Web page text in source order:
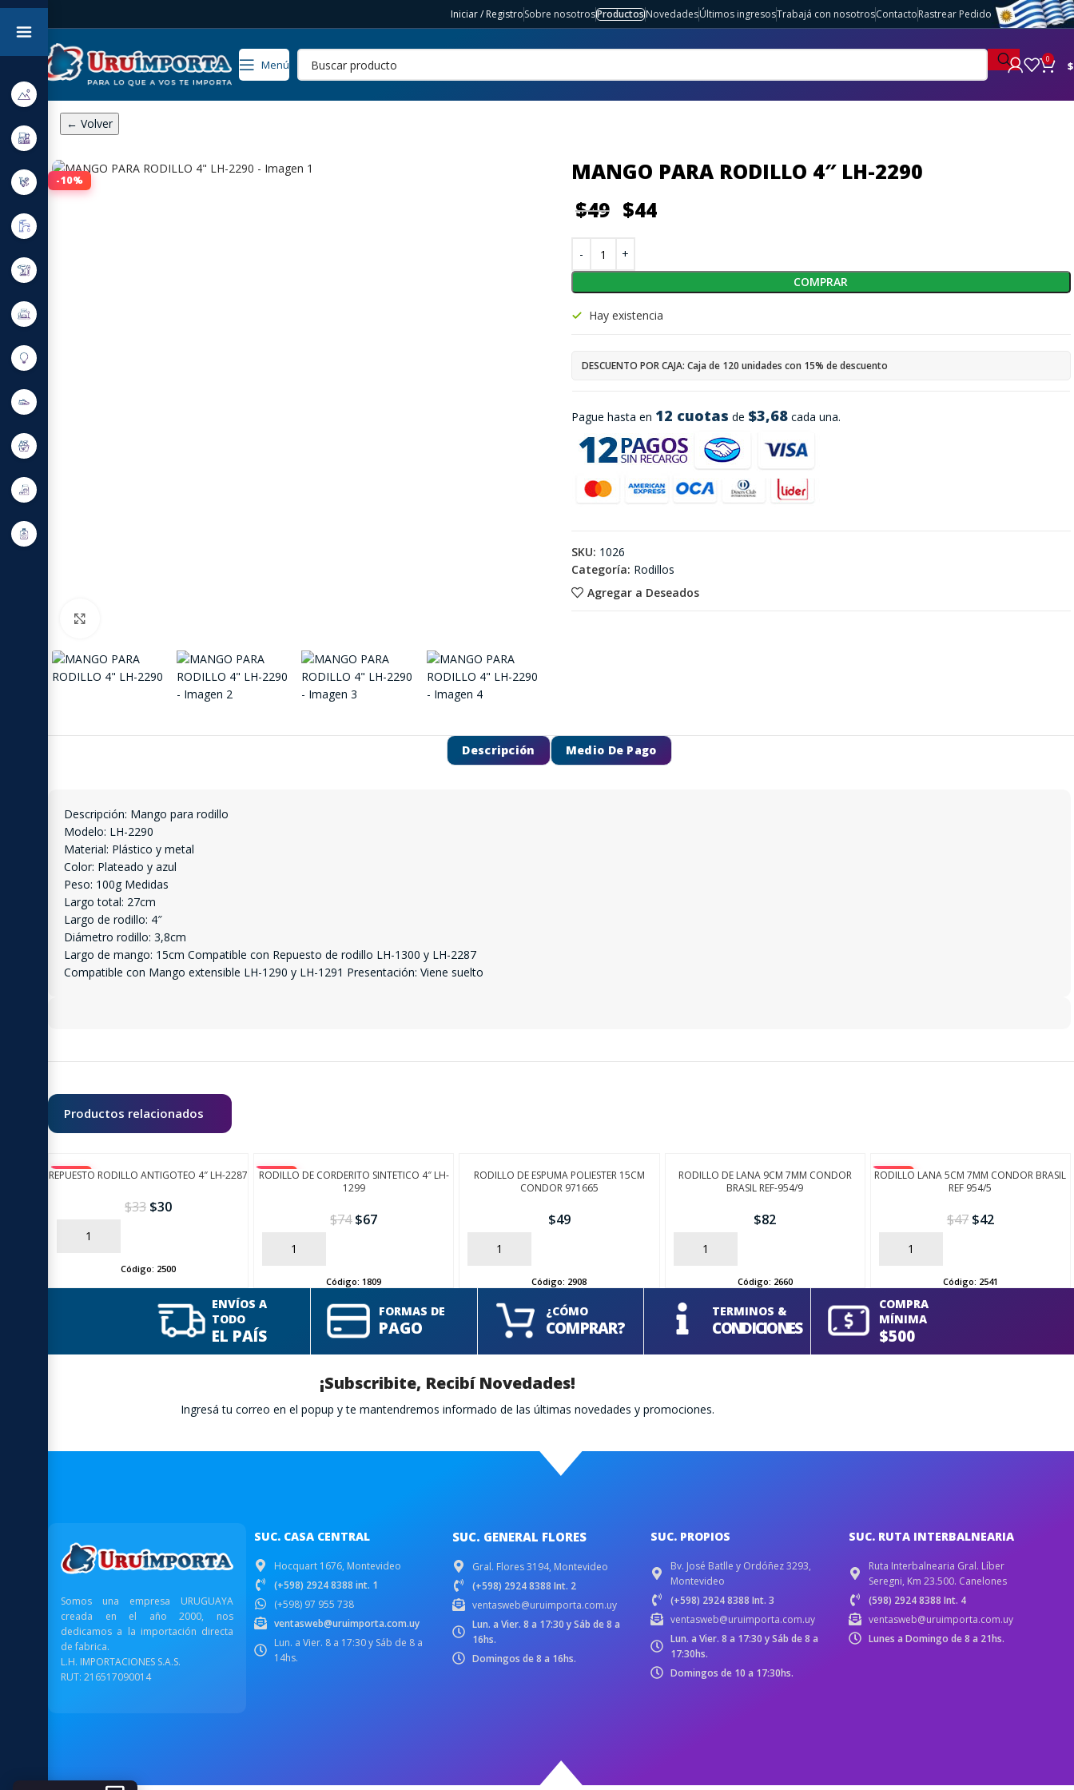
Iniciar / RegistroSobre nosotrosProductosNovedadesÚltimos ingresosTrabajá con nosotrosContactoRastrear Pedido
Menú 0 $
← Volver
-10% MANGO PARA RODILLO 4″ LH-2290
$49 $44
Pague hasta en 12 cuotas de $3,68cada una.
Hay existencia
DESCUENTO POR CAJA: Caja de 120 unidades con 15% de descuento
COMPRAR
Agregar a Deseados
SKU: 1026
Categoría: Rodillos
Descripción Medio De Pago
Descripción: Mango para rodillo
Modelo: LH-2290
Material: Plástico y metal
Color: Plateado y azul
Peso: 100g Medidas
Largo total: 27cm
Largo de rodillo: 4″
Diámetro rodillo: 3,8cm
Largo de mango: 15cm Compatible con Repuesto de rodillo LH-1300 y LH-2287
Compatible con Mango extensible LH-1290 y LH-1291 Presentación: Viene suelto
Productos relacionados
-10%
REPUESTO RODILLO ANTIGOTEO 4″ LH-2287
$33 $30
AÑADIR
Código: 2500
-10%
RODILLO DE CORDERITO SINTETICO 4″ LH-
1299
$74 $67
AÑADIR
Código:1809
RODILLO DE ESPUMA POLIESTER 15CM
CONDOR 971665
$49
AÑADIR
Código: 2908
RODILLO DE LANA 9CM 7MM CONDOR
BRASIL REF-954/9
$82
AÑADIR
Código: 2660
-10%
RODILLO LANA 5CM 7MM CONDOR BRASIL
REF 954/5
$47 $42
AÑADIR
Código: 2541
ENVÍOS A
TODO
EL PAÍS
FORMAS DE
PAGO
¿CÓMO
COMPRAR?
TERMINOS &
CONDICIONES
COMPRA
MÍNIMA
$500
¡Subscribite, Recibí Novedades!
Ingresá tu correo en el popup y te mantendremos informado de las últimas novedades y promociones.
Somos una empresa URUGUAYA
creada en el año 2000, nos
dedicamos a la importación directa
de fabrica.
L.H. IMPORTACIONES S.A.S.
RUT: 216517090014
SUC. CASA CENTRAL
Hocquart 1676, Montevideo
(+598) 2924 8388 int. 1
(+598) 97 955 738
ventasweb@uruimporta.com.uy
Lun. a Vier. 8 a 17:30 y Sáb de 8 a
14hs.
SUC. GENERAL FLORES
Gral. Flores 3194, Montevideo
(+598) 2924 8388 Int. 2
ventasweb@uruimporta.com.uy
Lun. a Vier. 8 a 17:30 y Sáb de 8 a
16hs.
Domingos de 8 a 16hs.
SUC. PROPIOS
Bv. José Batlle y Ordóñez 3293,
Montevideo
(+598) 2924 8388 Int. 3
ventasweb@uruimporta.com.uy
Lun. a Vier. 8 a 17:30 y Sáb de 8 a
17:30hs.
Domingos de 10 a 17:30hs.
SUC. RUTA INTERBALNEARIA
Ruta Interbalnearia Gral. Líber
Seregni, Km 23.500. Canelones
(598) 2924 8388 Int. 4
ventasweb@uruimporta.com.uy
Lunes a Domingo de 8 a 21hs.